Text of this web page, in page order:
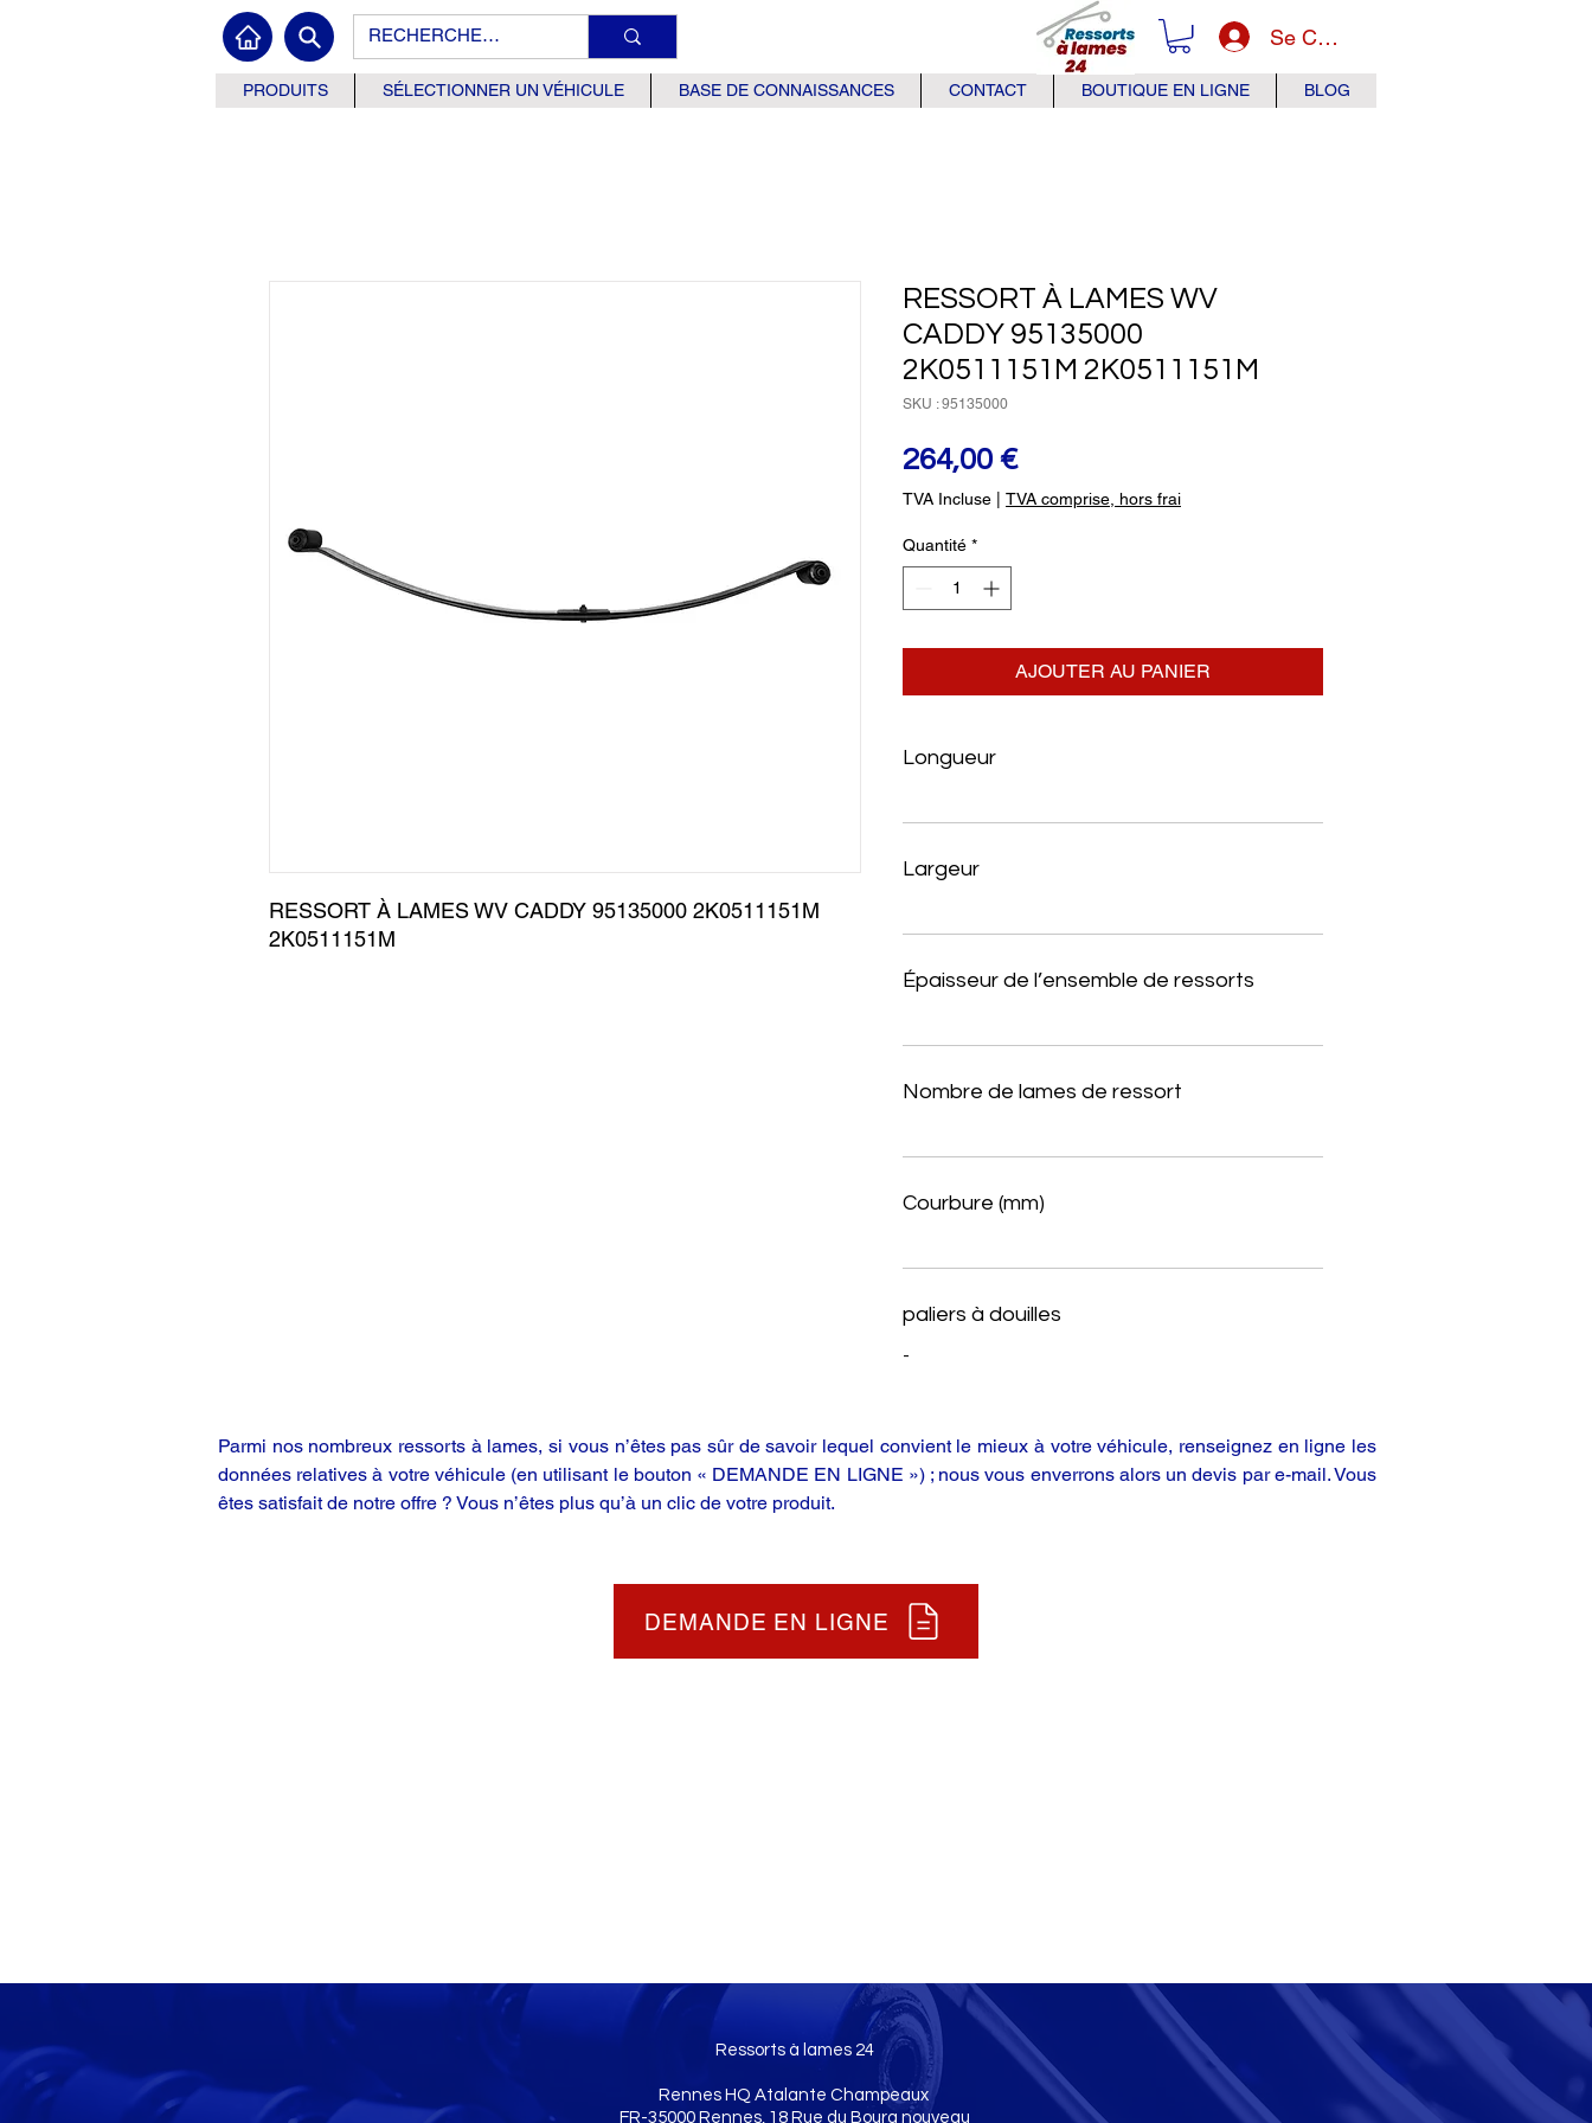
Se Connecter
PRODUITS SÉLECTIONNER UN VÉHICULE BASE DE CONNAISSANCES CONTACT BOUTIQUE EN LIGNE BLOG
RESSORT À LAMES WV CADDY 95135000 2K0511151M
2K0511151M
RESSORT À LAMES WV
CADDY 95135000
2K0511151M 2K0511151M
SKU : 95135000
264,00 €Prix
TVA Incluse TVA comprise, hors frai
Quantité *
AJOUTER AU PANIER
Longueur
Largeur
Épaisseur de l’ensemble de ressorts
Nombre de lames de ressort
Courbure (mm)
paliers à douilles
-
Parmi nos nombreux ressorts à lames, si vous n’êtes pas sûr de savoir lequel convient le mieux à votre véhicule, renseignez en ligne les
données relatives à votre véhicule (en utilisant le bouton « DEMANDE EN LIGNE ») ; nous vous enverrons alors un devis par e-mail. Vous
êtes satisfait de notre offre ? Vous n’êtes plus qu’à un clic de votre produit.
DEMANDE EN LIGNE
Ressorts à lames 24
Rennes HQ Atalante Champeaux
FR-35000 Rennes, 18 Rue du Bourg nouveau